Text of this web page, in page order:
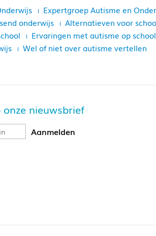
Expertgroep Autisme en
onderwijs
Alternatieven voor
Ervaringen met autisme op school
Wel of niet over autisme vertellen
nieuwsbrief